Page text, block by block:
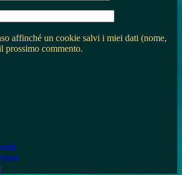
affinché un cookie salvi i miei dati (nome,
prossimo commento.